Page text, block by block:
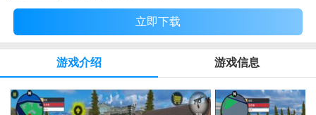
立即下载
游戏介绍 游戏信息